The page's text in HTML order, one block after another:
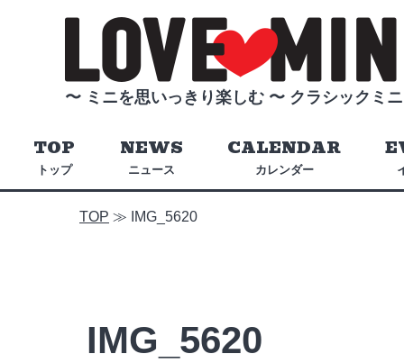
〜 ミニを思いっきり楽しむ 〜 クラシックミ
トップ
TOP
ニュース
NEWS
カレンダー
CALENDAR
TOP ≫ IMG_5620
IMG_5620